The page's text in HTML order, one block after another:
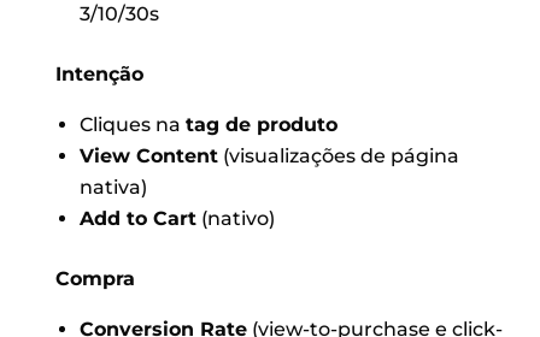
3/10/30s
Intenção
Cliques na tag de produto
View Content(visualizações de página
nativa)
Add to Cart(nativo)
Compra
Conversion Rate(view-to-purchase e click-